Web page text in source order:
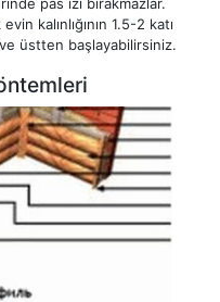
kalınlığının 1.5-2 katı
üstten başlayabilirsiniz.